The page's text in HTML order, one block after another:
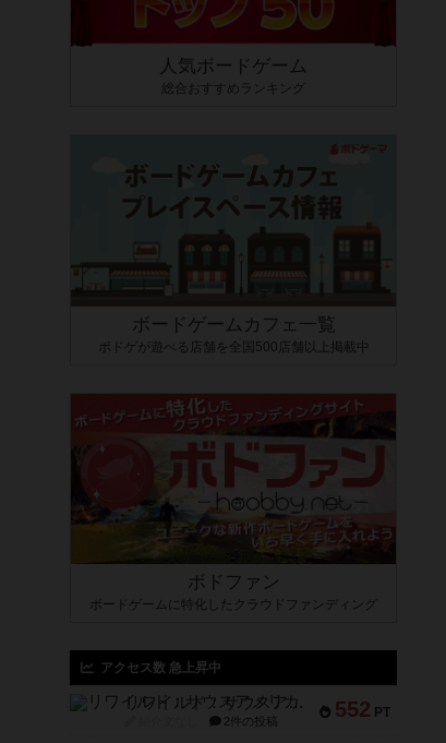
人気ボードゲーム
総合おすすめランキング
ボードゲームカフェ一覧
ボドゲが遊べる店舗を全国500店舗以上掲載中
ボドファン
ボードゲームに特化したクラウドファンディング
アクセス数 急上昇中
552 PT
リワイルド：サウスアメリカ
2件の投稿